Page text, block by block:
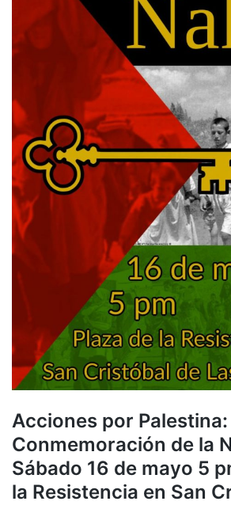
Acciones por Palestina:
Conmemoración de la
Sábado 16 de mayo 5
la Resistencia en San